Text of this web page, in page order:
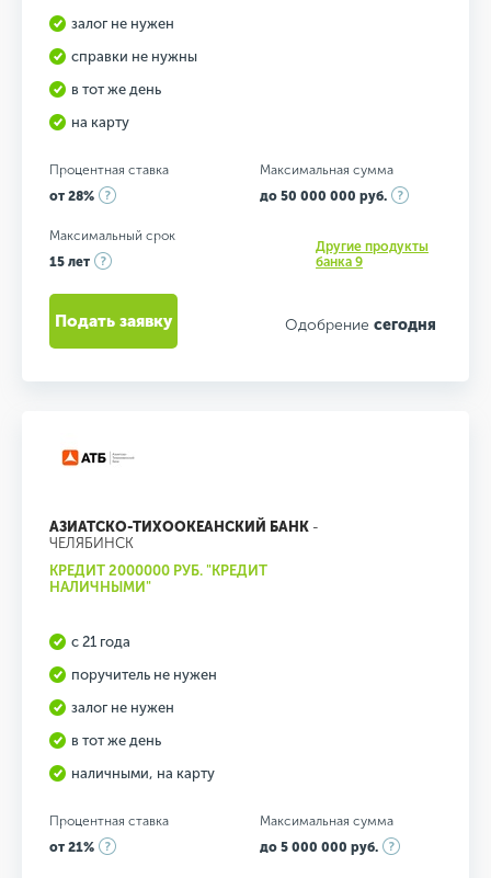
залог не нужен
справки не нужны
в тот же день
на карту
Процентная ставка
от 28%
Максимальная сумма
до 50 000 000 руб.
Максимальный срок
15 лет
Другие продукты
банка 9
Одобрение сегодня
Подать заявку
АЗИАТСКО-ТИХООКЕАНСКИЙ БАНК -
ЧЕЛЯБИНСК
КРЕДИТ 2000000 РУБ. "КРЕДИТ
НАЛИЧНЫМИ"
с 21 года
поручитель не нужен
залог не нужен
в тот же день
наличными, на карту
Процентная ставка
от 21%
Максимальная сумма
до 5 000 000 руб.